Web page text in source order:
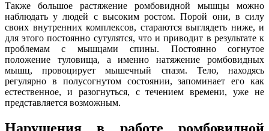
Также большое растяжение ромбовидной мышцы можно
наблюдать у людей с высоким ростом. Порой они, в силу
своих внутренних комплексов, стараются выглядеть ниже, и
для этого постоянно сутулятся, что и приводит в результате к
проблемам с мышцами спины. Постоянно согнутое
положение туловища, а именно натяжение ромбовидных
мышц, провоцирует мышечный спазм. Тело, находясь
регулярно в полусогнутом состоянии, запоминает его как
естественное, и разогнуться, с течением времени, уже не
представляется возможным.